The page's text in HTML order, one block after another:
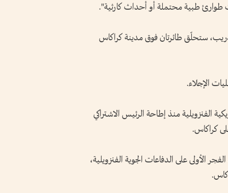
ستحلّق طائرتان فوق مدينة كراكاس
الإجلاء.
الفنزويلية منذ إطاحة الرئيس الاشتراكي
الأولى على الدفاعات الجوية الفنزويلية،